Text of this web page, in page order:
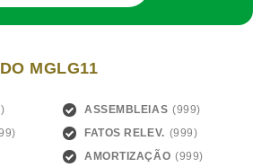
DO MGLG11
ASSEMBLEIAS
FATOS RELEV.
AMORTIZAÇÃO